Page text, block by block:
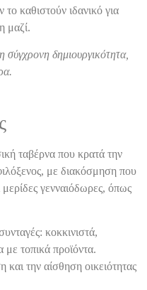
καθιστούν ιδανικό για
μαζί.
δημιουργικότητα,
ταβέρνα που κρατά την
με διακόσμηση που
μερίδες γενναιόδωρες, όπως
κοκκινιστά,
με τοπικά προϊόντα.
και την αίσθηση οικειότητας